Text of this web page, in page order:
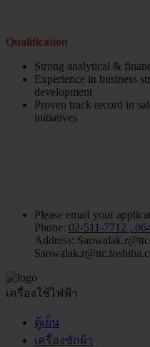
Qualification
Strong analytical &
Experience in business
development
Proven track record in
initiatives
Please email your
Phone: 02-511-7712 ,
Address:
เครื่องใช้ไฟฟ้า
ตู้เย็น
เครื่องซักผ้า